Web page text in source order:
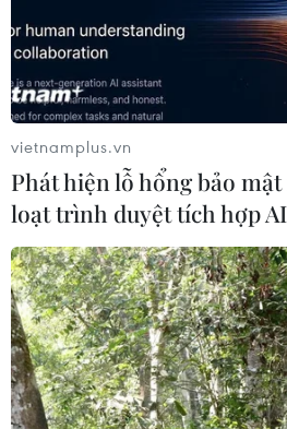
vietnamplus.vn
Phát hiện lỗ hổng bảo
loạt trình duyệt tích hợp AI